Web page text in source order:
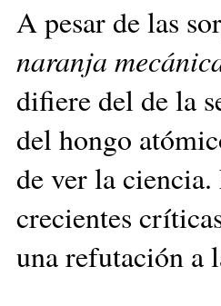
A pesar de las
naranja
difiere del de la
del hongo
de ver la
crecientes
una refutación a